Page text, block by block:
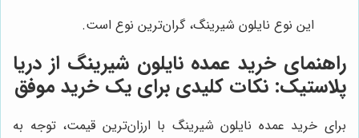
این نوع نایلون شیرینگ، گران‌ترین نوع است.
راهنمای خرید عمده نایلون شیرینگ از دریا
پلاستیک: نکات کلیدی برای یک خرید موفق
برای خرید عمده نایلون شیرینگ با ارزان‌ترین قیمت، توجه به